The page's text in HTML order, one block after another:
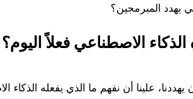
يهدد المبرمجين؟
الاصطناعي فعلاً اليوم؟
علينا أن نفهم ما الذي يفعله الذكاء